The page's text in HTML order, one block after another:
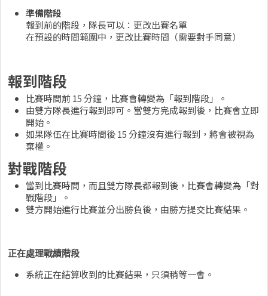
準備階段
報到前的階段，隊長可以：更改出賽名單
在預設的時間範圍中，更改比賽時間（需要對手同意）
報到階段
比賽時間前 15 分鐘，比賽會轉變為「報到階段」。
由雙方隊長進行報到即可。當雙方完成報到後，比賽會立即
開始。
如果隊伍在比賽時間後 15 分鐘沒有進行報到，將會被視為
棄權。
對戰階段
當到比賽時間，而且雙方隊長都報到後，比賽會轉變為「對
戰階段」。
雙方開始進行比賽並分出勝負後，由勝方提交比賽結果。
正在處理戰績階段
系統正在結算收到的比賽結果，只須稍等一會。